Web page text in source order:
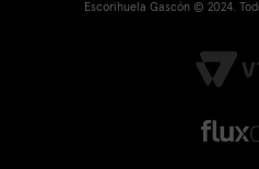
Escorihuela Gascón © 2024.